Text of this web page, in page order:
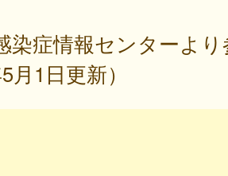
染症情報センターよ
月1日更新）